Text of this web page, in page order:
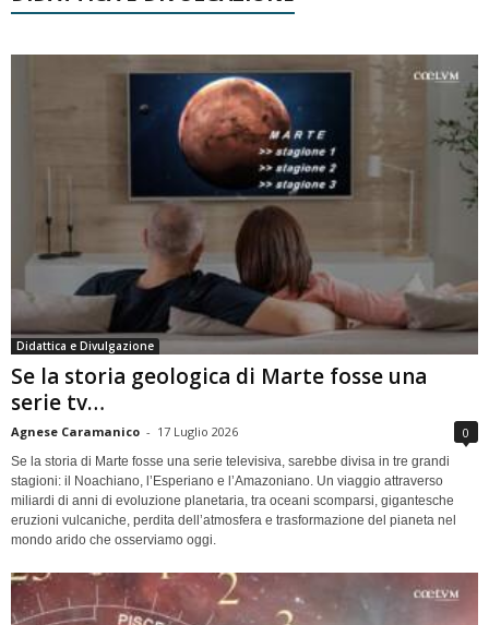
Didattica e Divulgazione
Se la storia geologica di Marte fosse una
serie tv…
Agnese Caramanico - 17 Luglio 2026 0
Se la storia di Marte fosse una serie televisiva, sarebbe divisa in tre grandi
stagioni: il Noachiano, l’Esperiano e l’Amazoniano. Un viaggio attraverso
miliardi di anni di evoluzione planetaria, tra oceani scomparsi, gigantesche
eruzioni vulcaniche, perdita dell’atmosfera e trasformazione del pianeta nel
mondo arido che osserviamo oggi.